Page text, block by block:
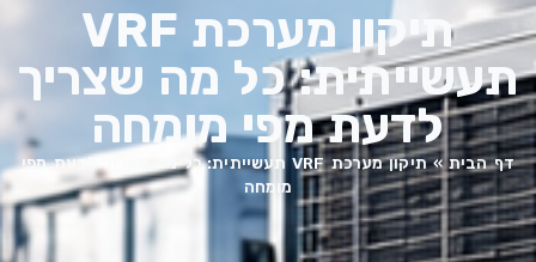
תיקון מערכת VRF
תעשייתית: כל מה שצריך
לדעת מפי מומחה
דף הבית»
תיקון מערכת VRF תעשייתית: כל מה שצריך לדעת מפי
מומחה